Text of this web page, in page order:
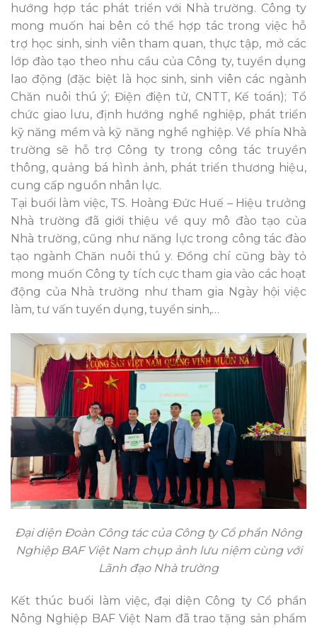
hướng hợp tác phát triển với Nhà trường. Công ty
mong muốn hai bên có thể hợp tác trong việc hỗ
trợ học sinh, sinh viên tham quan, thực tập, mở các
lớp đào tạo theo nhu cầu của Công ty, tuyển dụng
lao động (đặc biệt là học sinh, sinh viên các ngành
Chăn nuôi thú ý; Điện điện tử, CNTT, Kế toán); Tổ
chức giao lưu, định hướng nghề nghiệp, phát triển
kỹ năng mềm và kỹ năng nghề nghiệp. Về phía Nhà
trường sẽ hỗ trợ Công ty trong công tác truyền
thông, quảng bá hình ảnh, phát triển thương hiệu,
cung cấp nguồn nhân lực.
Tại buổi làm việc, TS. Hoàng Đức Huế – Hiệu trưởng
Nhà trường đã giới thiệu về quy mô đào tạo của
Nhà trường, cũng như năng lực trong công tác đào
tạo ngành Chăn nuôi thú y. Đồng chí cũng bày tỏ
mong muốn Công ty tích cực tham gia vào các hoạt
động của Nhà trường như tham gia Ngày hội việc
làm, tư vấn tuyển dụng, tuyển sinh,…
Đại diện Đoàn Công tác của Công ty Cổ phần Nông
Nghiệp BAF Việt Nam chụp ảnh lưu niệm cùng với
Lãnh đạo Nhà trường
Kết thúc buổi làm việc, đại diện Công ty Cổ phần
Nông Nghiệp BAF Việt Nam đã trao tặng sản phẩm